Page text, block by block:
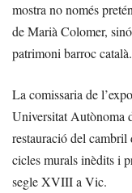
mostra no només
de Marià Colomer,
patrimoni barroc català.
La comissaria de
Universitat Autònoma
restauració del cambril
cicles murals inèdits i
segle XVIII a Vic.